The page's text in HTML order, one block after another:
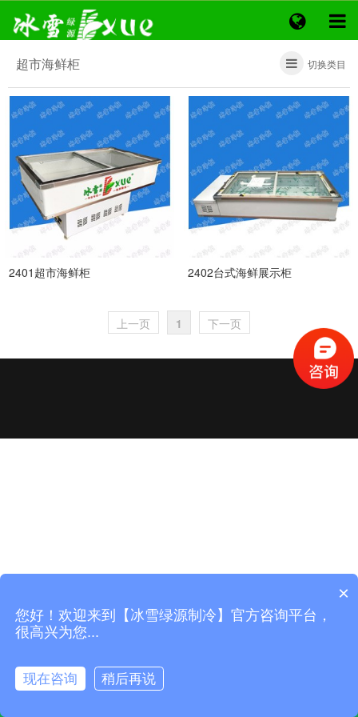
超市海鲜柜 切换类目
2401超市海鲜柜 2402台式海鲜展示柜
上一页 1 下一页
×
您好！欢迎来到【冰雪绿源制冷】官方咨询平台，
很高兴为您...
现在咨询 稍后再说